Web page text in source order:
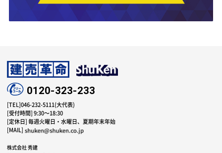
0120-323-233
[TEL]046-232-5111(大代表)
[受付時間] 9:30～18:30
[定休日] 毎週火曜日・水曜日、夏期年末年始
[MAIL]
株式会社 秀建